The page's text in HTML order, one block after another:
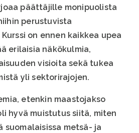
päättäjille monipuolista
perustuvista
on ennen kaikkea upea
erilaisia näkökulmia,
visioita sekä tukea
yli sektorirajojen.
etenkin maastojakso
hyvä muistutus siitä, miten
suomalaisissa metsä- ja